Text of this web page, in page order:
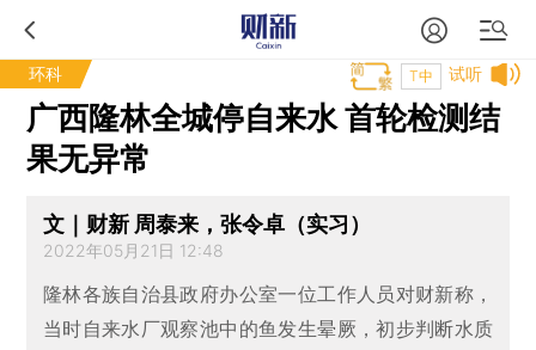
环科 试听
T中
广西隆林全城停自来水 首轮检测结
果无异常
文｜财新 周泰来，张令卓（实习）
2022年05月21日 12:48
隆林各族自治县政府办公室一位工作人员对财新称，
当时自来水厂观察池中的鱼发生晕厥，初步判断水质